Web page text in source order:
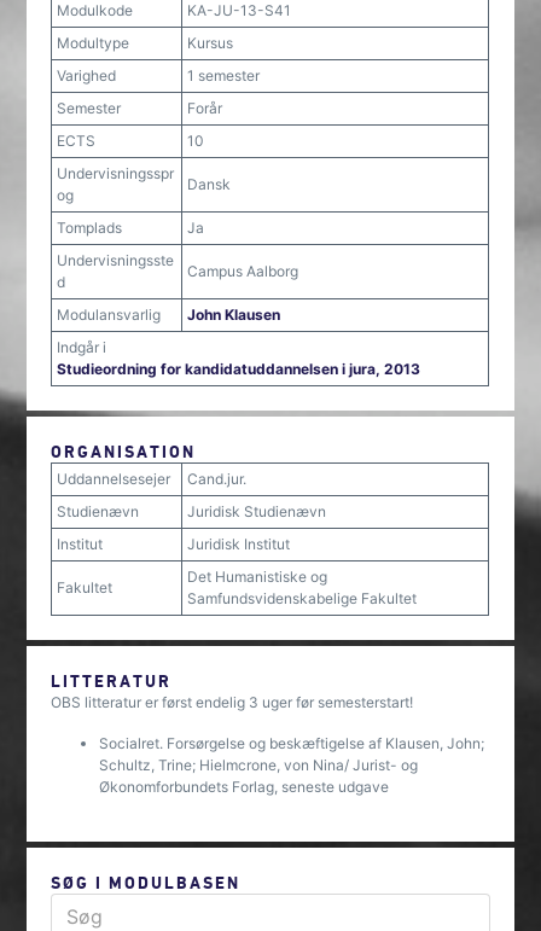
Modulkode
KA-JU-13-S41
Modultype
Kursus
Varighed
1 semester
Semester
Forår
ECTS
10
Undervisningsspr
og
Dansk
Tomplads
Ja
Undervisningsste
d
Campus Aalborg
Modulansvarlig
John Klausen
Indgår i
Studieordning for kandidatuddannelsen i jura, 2013
ORGANISATION
Uddannelsesejer
Cand.jur.
Studienævn
Juridisk Studienævn
Institut
Juridisk Institut
Fakultet
Det Humanistiske og
Samfundsvidenskabelige Fakultet
LITTERATUR
OBS litteratur er først endelig 3 uger før semesterstart!
Socialret. Forsørgelse og beskæftigelse af Klausen, John;
Schultz, Trine; Hielmcrone, von Nina/ Jurist- og
Økonomforbundets Forlag, seneste udgave
SØG I MODULBASEN